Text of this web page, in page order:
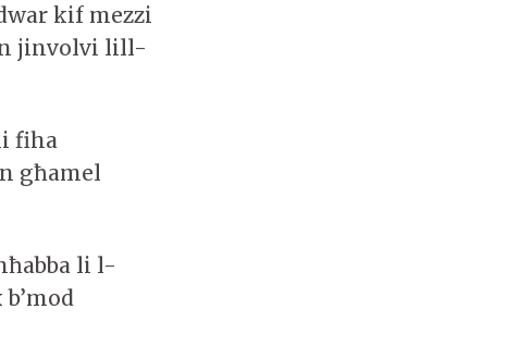
kif mezzi
jinvolvi lill-
fiha
għamel
li l-